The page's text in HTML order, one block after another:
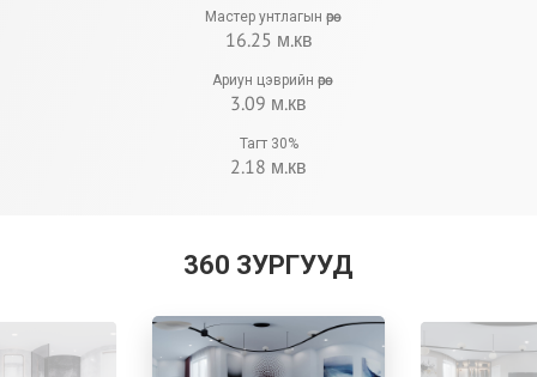
Мастер унтлагын өрөө
16.25 м.кв
Ариун цэврийн өрөө
3.09 м.кв
Тагт 30%
2.18 м.кв
360 ЗУРГУУД